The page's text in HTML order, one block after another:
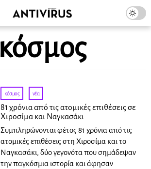
κόσμος
κόσμος · νέα
81 χρόνια από τις ατομικές επιθέσεις σε
Χιροσίμα και Ναγκασάκι
Συμπληρώνονται φέτος 81 χρόνια από τις
ατομικές επιθέσεις στη Χιροσίμα και το
Ναγκασάκι, δύο γεγονότα που σημάδεψαν
την παγκόσμια ιστορία και άφησαν